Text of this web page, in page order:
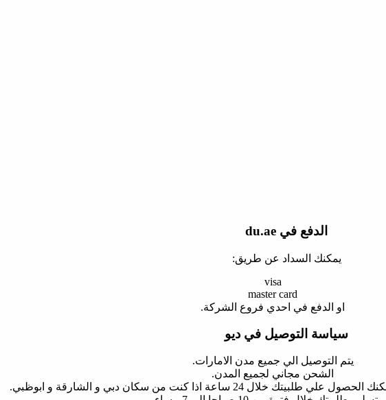
الدفع في du.ae
يمكنك السداد عن طريق:
visa
master card
او الدفع في احدي فروع الشركة.
سياسة التوصيل في ديو
يتم التوصيل الي جميع مدن الامارات.
الشحن مجاني لجميع المدن.
24 ساعة اذا كنت من سكان دبي و الشارقة و ابوظبي.